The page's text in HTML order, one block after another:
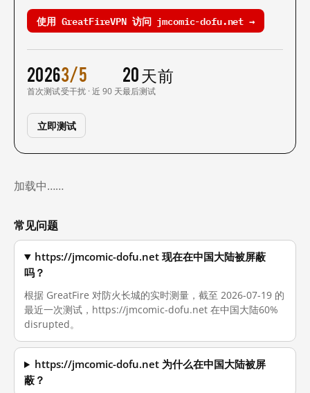
使用 GreatFireVPN 访问 jmcomic-dofu.net →
2026
首次测试
3/5
受干扰 · 近 90 天
20 天前
最后测试
立即测试
加载中……
常见问题
https://jmcomic-dofu.net 现在在中国大陆被屏蔽
吗？
根据 GreatFire 对防火长城的实时测量，截至 2026-07-19 的
最近一次测试，https://jmcomic-dofu.net 在中国大陆60%
disrupted。
https://jmcomic-dofu.net 为什么在中国大陆被屏
蔽？